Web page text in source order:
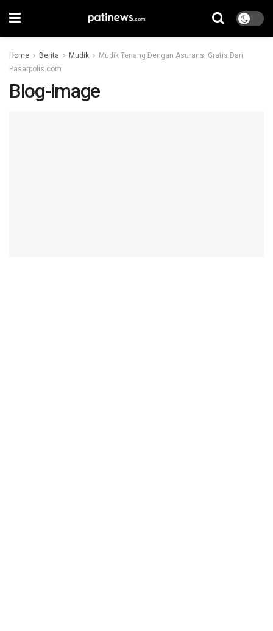
Home Berita Mudik
Mudik Tenang Dengan Asuransi Gratis Dari
Pasarpolis.com
Blog-image